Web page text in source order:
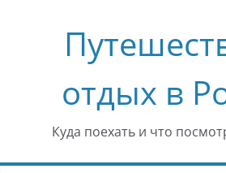
содержимому
отдых в
Куда поехать и что